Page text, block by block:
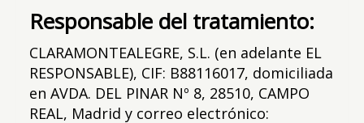
Responsable del tratamiento:
CLARAMONTEALEGRE, S.L. (en adelante EL
RESPONSABLE), CIF: B88116017, domiciliada
en AVDA. DEL PINAR Nº 8, 28510, CAMPO
REAL, Madrid y correo electrónico: